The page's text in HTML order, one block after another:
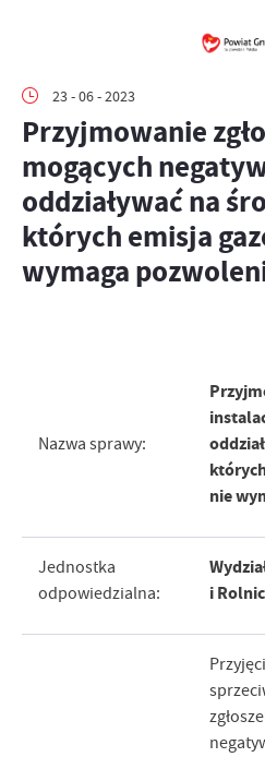
23 - 06 - 2023
Przyjmowanie
mogących
oddziaływać na
których emisja
wymaga
Nazwa sprawy:
nie
Jednostka
odpowiedzialna:
i